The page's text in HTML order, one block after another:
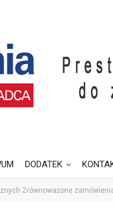
DODATEK
Zrównoważone